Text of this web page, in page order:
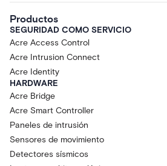
Productos
SEGURIDAD COMO SERVICIO
Acre Access Control
Acre Intrusion Connect
Acre Identity
HARDWARE
Acre Bridge
Acre Smart Controller
Paneles de intrusión
Sensores de movimiento
Detectores sísmicos